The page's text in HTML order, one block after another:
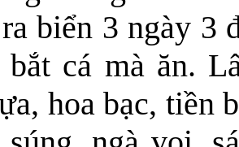
biển 3 ngày 3
cá mà ăn.
hoa bạc, tiền